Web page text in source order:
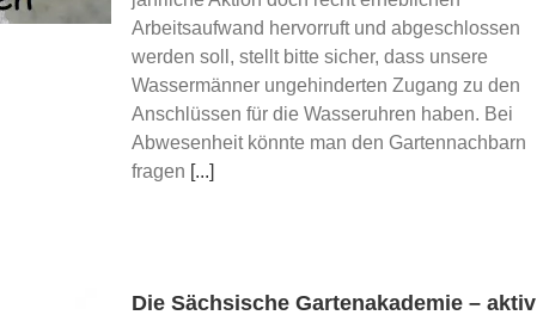
Arbeitsaufwand hervorruft und abgeschlossen
werden soll, stellt bitte sicher, dass unsere
Wassermänner ungehinderten Zugang zu den
Anschlüssen für die Wasseruhren haben. Bei
Abwesenheit könnte man den Gartennachbarn
fragen [...]
Die Sächsische Gartenakademie – aktiv